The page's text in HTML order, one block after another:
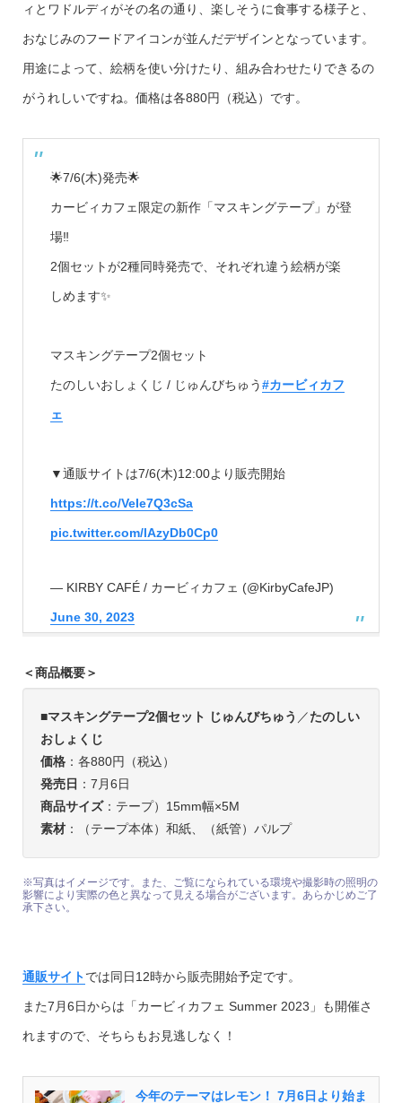
ィとワドルディがその名の通り、楽しそうに食事する様子と、
おなじみのフードアイコンが並んだデザインとなっています。
用途によって、絵柄を使い分けたり、組み合わせたりできるの
がうれしいですね。価格は各880円（税込）です。
🌟7/6(木)発売🌟
カービィカフェ限定の新作「マスキングテープ」が登
場‼
2個セットが2種同時発売で、それぞれ違う絵柄が楽
しめます✨
マスキングテープ2個セット
たのしいおしょくじ / じゅんびちゅう#カービィカフ
ェ
▼通販サイトは7/6(木)12:00より販売開始
https://t.co/VeIe7Q3cSa
pic.twitter.com/lAzyDb0Cp0
— KIRBY CAFÉ / カービィカフェ (@KirbyCafeJP)
June 30, 2023
＜商品概要＞
■マスキングテープ2個セット じゅんびちゅう ／たのしい
おしょくじ
価格：各880円（税込）
発売日 ：7月6日
商品サイズ：テープ）15mm幅×5M
素材：（テープ本体）和紙、（紙管）パルプ
※写真はイメージです。また、ご覧になられている環境や撮影時の照明の
影響により実際の色と異なって見える場合がございます。あらかじめご了
承下さい。
通販サイトでは同日12時から販売開始予定です。
また7月6日からは「カービィカフェ Summer 2023」も開催さ
れますので、そちらもお見逃しなく！
今年のテーマはレモン！ 7月6日より始ま